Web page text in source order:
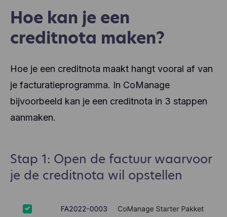
Hoe kan je een
creditnota maken?
Hoe je een creditnota maakt hangt vooral af van
je facturatieprogramma. In CoManage
bijvoorbeeld kan je een creditnota in 3 stappen
aanmaken.
Stap 1: Open de factuur waarvoor
je de creditnota wil opstellen